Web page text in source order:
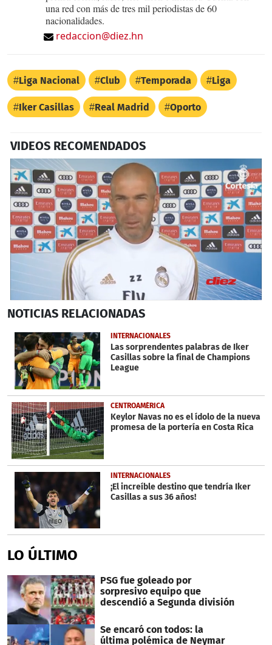
una red con más de tres mil periodistas de 60
nacionalidades.
redaccion@diez.hn
Liga Nacional Club Temporada Liga
Iker Casillas Real Madrid Oporto
VIDEOS RECOMENDADOS
seconds
1
minute,
51
seconds
NOTICIAS RELACIONADAS
INTERNACIONALES
Las sorprendentes palabras de Iker
Casillas sobre la final de Champions
League
CENTROAMÉRICA
Keylor Navas no es el ídolo de la nueva
promesa de la portería en Costa Rica
INTERNACIONALES
¡El increíble destino que tendría Iker
Casillas a sus 36 años!
LO ÚLTIMO
PSG fue goleado por
sorpresivo equipo que
descendió a Segunda división
Se encaró con todos: la
última polémica de Neymar